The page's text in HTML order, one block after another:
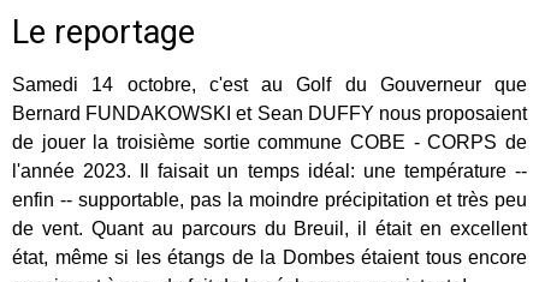
Le reportage
Samedi 14 octobre, c'est au Golf du Gouverneur que
Bernard FUNDAKOWSKI et Sean DUFFY nous proposaient
de jouer la troisième sortie commune COBE - CORPS de
l'année 2023. Il faisait un temps idéal: une température --
enfin -- supportable, pas la moindre précipitation et très peu
de vent. Quant au parcours du Breuil, il était en excellent
état, même si les étangs de la Dombes étaient tous encore